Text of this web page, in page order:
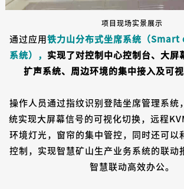
项目现场实景展示
通过应用铁力山分布式坐席系统（
系统）， 实现了对控制中心控制台、大屏
扩声系统、周边环境的集中接入及可视
操作人员通过指纹识别登陆坐席管理系统
统实现大屏幕信号的可视化切换，远程
环境灯光，窗帘的集中管控，同时还可以
控制，实现智慧矿山生产业务系统的联动
智慧联动高效办公。